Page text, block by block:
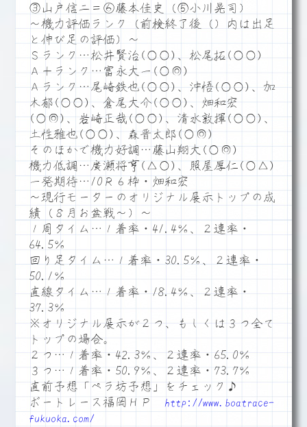
③山戸信二＝⑥藤本佳史（⑤小川晃司）
～機力評価ランク（前検終了後（）内は出足
と伸び足の評価）～
Ｓランク…松井賢治(○○)、松尾拓(○○)
Ａ＋ランク…富永大一(○◎)
Ａランク…尾崎鉄也(○○)、沖悟(○○)、加
木郁(○○)、倉尾大介(○○)、畑和宏
(○◎)、岩崎正哉(○○)、清水敦揮(○○)、
土性雅也(○○)、森晋太郎(○◎)
そのほかで機力好調…藤山翔大(○◎)
機力低調…廣瀬将亨(△○)、照屋厚仁(○△)
一発期待…10Ｒ６枠・畑和宏
～現行モーターのオリジナル展示トップの成
績（８月お盆戦～）～
１周タイム…１着率・41.4％、２連率・
64.5％
回り足タイム…１着率・30.5％、２連率・
50.1％
直線タイム…１着率・18.4％、２連率・
37.3％
※オリジナル展示が２つ、もしくは３つ全て
トップの場合。
２つ…１着率・42.3％、２連率・65.0％
３つ…１着率・50.9％、２連率・73.7％
直前予想「ペラ坊予想」をチェック♪
ボートレース福岡ＨＰ http://www.boatrace-
fukuoka.com/